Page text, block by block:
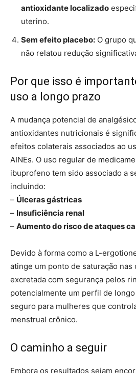
antioxidante localizado
uterino.
Sem efeito placebo: O grupo
não relatou redução
Por que isso é
uso a longo prazo
A mudança potencial de
antioxidantes nutricionais é
efeitos colaterais associados ao
AINEs. O uso regular de
ibuprofeno tem sido associado a
incluindo:
– Úlceras gástricas
– Insuficiência renal
– Aumento do risco de ataques
Devido à forma como a L-
atinge um ponto de saturação nas
excretada com segurança pelos
potencialmente um perfil de
seguro para mulheres que
menstrual crônico.
O caminho a seguir
Embora os resultados sejam